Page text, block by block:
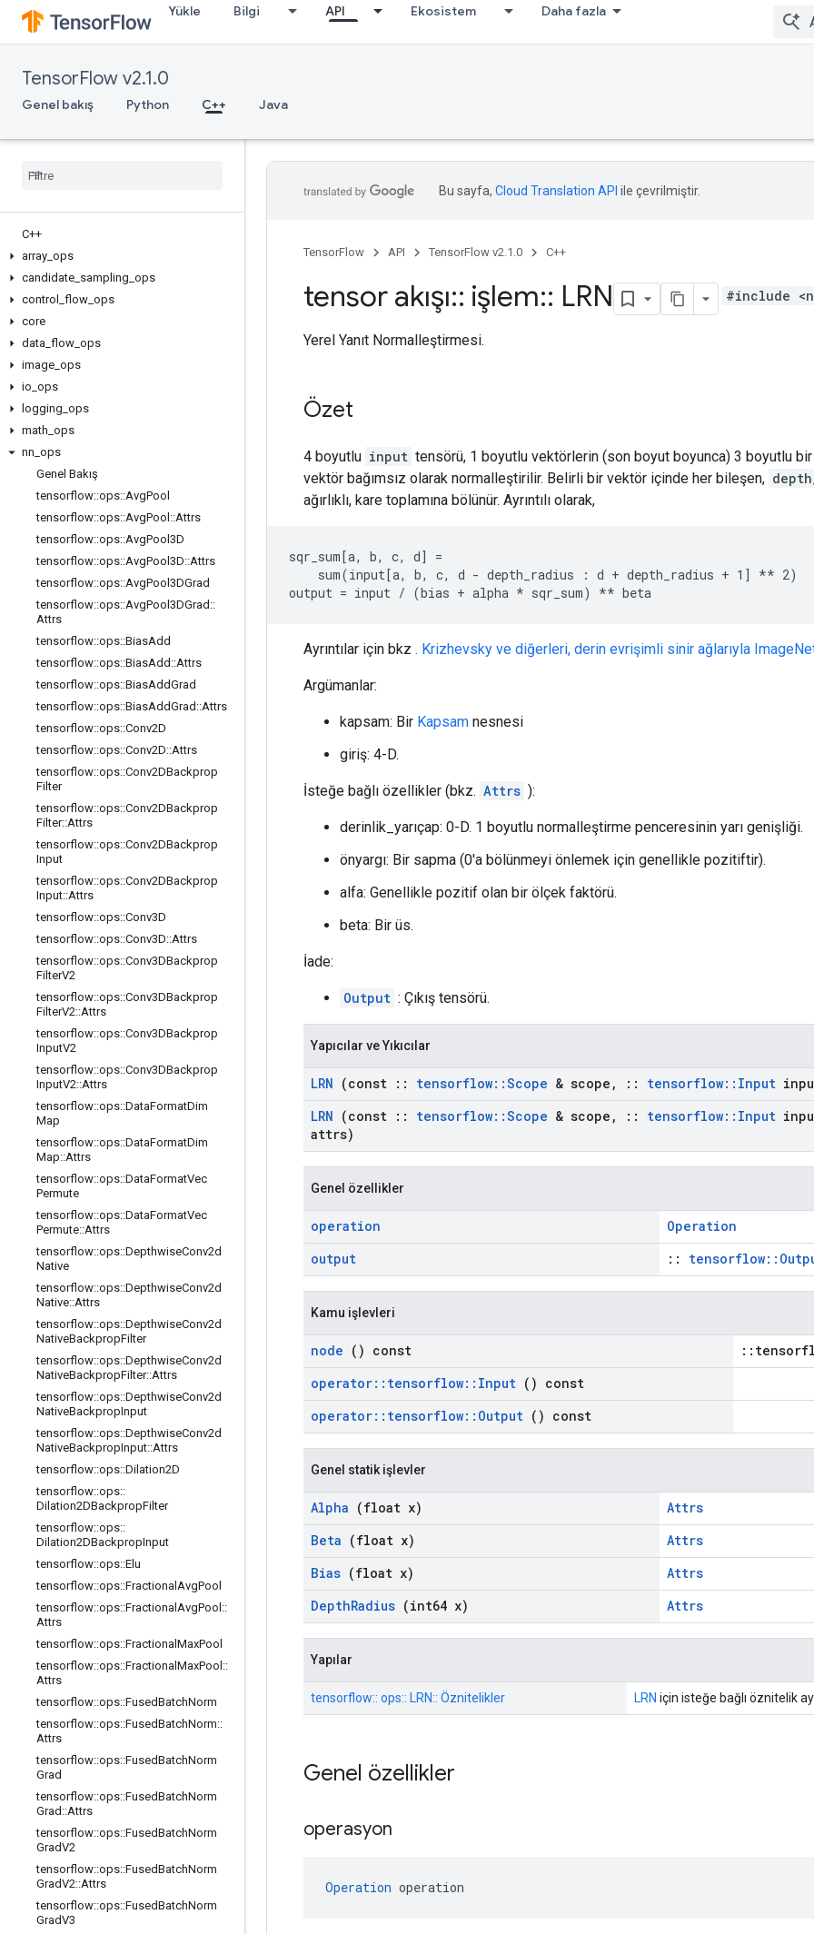
Yükle Bilgi API Ekosistem Daha fazla
TensorFlow v2.1.0
Genel bakış Python C++ Java
C++
array ops
candidate sampling ops
control
flow ops
core
data flow ops
image ops
io ops
logging ops
math ops
nn ops
Genel Bakış
tensorflow::ops::AvgPool
tensorflow::ops::AvgPool ::Attrs
tensorflow::ops::AvgPool3D
tensorflow::ops::AvgPool3D::Attrs
tensorflow::ops::AvgPool3DGrad
tensorflow::ops::AvgPool3DGrad ::
Attrs
tensorflow::ops::BiasAdd
tensorflow::ops::BiasAdd ::Attrs
tensorflow::ops::BiasAddGrad
tensorflow::ops::BiasAddGrad ::Attrs
tensorflow::ops::Conv2D
tensorflow::ops::Conv2D::Attrs
tensorflow::ops::Conv2DBackprop
Filter
tensorflow::ops::Conv2DBackprop
Filter::Attrs
tensorflow::ops::Conv2DBackprop
Input
tensorflow::ops::Conv2DBackprop
Input::Attrs
tensorflow::ops::Conv3D
tensorflow::ops::Conv3D::Attrs
tensorflow::ops::Conv3DBackprop
FilterV2
tensorflow::ops::Conv3DBackprop
FilterV2::Attrs
tensorflow::ops::Conv3DBackprop
InputV2
tensorflow::ops::Conv3DBackprop
InputV2::Attrs
tensorflow::ops::DataFormatDim
Map
tensorflow::ops::DataFormatDim
Map::Attrs
tensorflow::ops::DataFormatVec
Permute
tensorflow::ops::DataFormatVec
Permute::Attrs
tensorflow::ops::DepthwiseConv2d
Native
tensorflow::ops::DepthwiseConv2d
Native::Attrs
tensorflow::ops::DepthwiseConv2d
NativeBackpropFilter
tensorflow::ops::DepthwiseConv2d
NativeBackpropFilter::Attrs
tensorflow::ops::DepthwiseConv2d
NativeBackpropInput
tensorflow::ops::DepthwiseConv2d
NativeBackpropInput::Attrs
tensorflow::ops::Dilation2D
tensorflow::ops::
Dilation2DBackpropFilter
tensorflow::ops::
Dilation2DBackpropInput
tensorflow::ops::Elu
tensorflow::ops::Fractional AvgPool
tensorflow::ops::Fractional AvgPool ::
Attrs
tensorflow::ops::Fractional MaxPool
tensorflow::ops::Fractional MaxPool ::
Attrs
tensorflow::ops::FusedBatchNorm
tensorflow::ops::FusedBatchNorm::
Attrs
tensorflow::ops::FusedBatchNorm
Grad
tensorflow::ops::FusedBatchNorm
Grad ::Attrs
tensorflow::ops::FusedBatchNorm
GradV2
tensorflow::ops::FusedBatchNorm
GradV2::Attrs
tensorflow::ops::FusedBatchNorm
GradV3
Bu sayfa, Cloud Translation API ile çevrilmiştir.
TensorFlow API TensorFlow v2.1.0 C++
tensor akışı:: işlem:: LRN #include
Yerel Yanıt Normalleştirmesi.
Özet
4 boyutlu input tensörü, 1 boyutlu vektörlerin (son boyut boyunca) 3 boyutlu
vektör bağımsız olarak normalleştirilir. Belirli bir vektör içinde her bileşen,
ağırlıklı, kare toplamına bölünür. Ayrıntılı olarak,
sqr_sum[a, b, c, d] =
    sum(input[a, b, c, d - depth_radius : d + depth_radius + 1] ** 2)
output = input / (bias + alpha * sqr_sum) ** beta
Ayrıntılar için bkz . Krizhevsky ve diğerleri, derin evrişimli sinir ağlarıyla ImageNet
Argümanlar:
kapsam: Bir Kapsam nesnesi
giriş: 4-D.
İsteğe bağlı özellikler (bkz. Attrs ):
derinlik_yarıçap: 0-D. 1 boyutlu normalleştirme penceresinin yarı genişliği.
önyargı: Bir sapma (0'a bölünmeyi önlemek için genellikle pozitiftir).
alfa: Genellikle pozitif olan bir ölçek faktörü.
beta: Bir üs.
İade:
Output : Çıkış tensörü.
Yapıcılar ve Yıkıcılar
LRN (const :: tensorflow::Scope & scope , :: tensorflow:: Input
LRN (const :: tensorflow::Scope & scope , :: tensorflow:: Input
attrs)
Genel özellikler
operation
Operation
output
::
Kamu işlevleri
node () const
operator:: tensorflow:: Input () const
operator:: tensorflow:: Output () const
Genel statik işlevler
Alpha (float x)
Attrs
Beta (float x)
Attrs
Bias (float x)
Attrs
DepthRadius (int64 x) Attrs
Yapılar
tensorflow:: ops:: LRN:: Öznitelikler LRN için isteğe bağlı öznitelik
Genel özellikler
operasyon
Operation operation